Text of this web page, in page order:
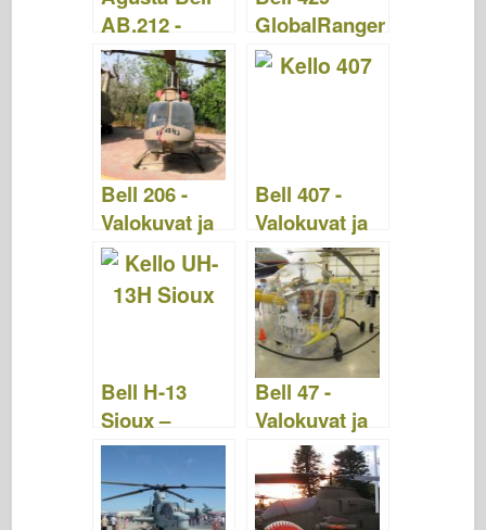
AB.212 -
Valokuvat ja
videot
GlobalRanger
– Valokuvat ja
videot
Bell 206 -
Valokuvat ja
videot
Bell 407 -
Valokuvat ja
videot
Bell H-13
Sioux –
Valokuvat &
Videot
Bell 47 -
Valokuvat ja
video